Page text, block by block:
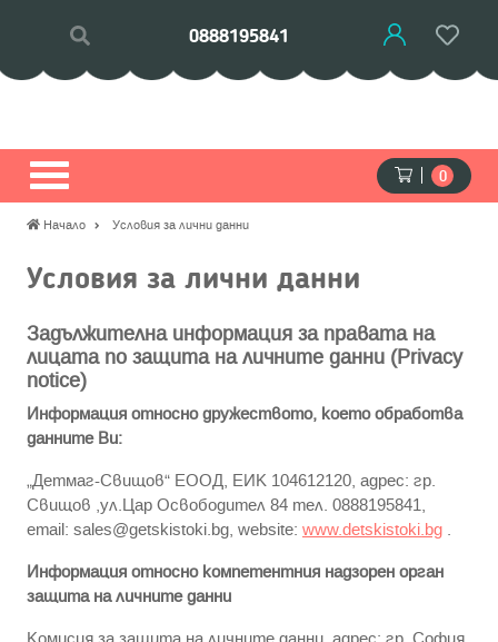
0888195841
0
Начало Условия за лични данни
Условия за лични данни
Задължителна информация за правата на
лицата по защита на личните данни (Privacy
notice)
Информация относно дружеството, което обработва
данните Ви:
„Детмаг-Свищов“ ЕООД, ЕИК 104612120, адрес: гр.
Свищов ,ул.Цар Освободител 84 тел. 0888195841,
email: sales@getskistoki.bg, website: www.detskistoki.bg.
Информация относно компетентния надзорен орган
защита на личните данни